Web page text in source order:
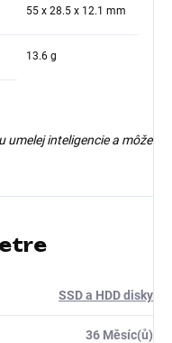
55 x 28.5 x 12.1 mm
13.6 g
umelej inteligencie a môže
SSD a HDD disky
36 Měsíc(ů)